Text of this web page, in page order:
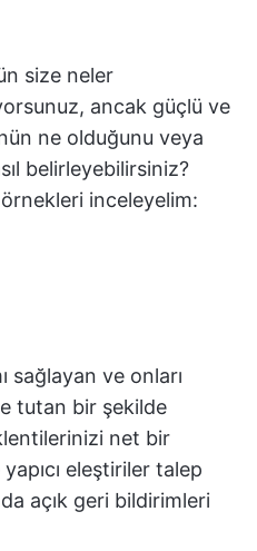
size neler
ancak güçlü ve
ne olduğunu veya
belirleyebilirsiniz?
inceleyelim:
sağlayan ve onları
tutan bir şekilde
net bir
eleştiriler talep
açık geri bildirimleri